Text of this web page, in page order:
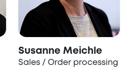
Susanne Meichle
Sales / Order processing